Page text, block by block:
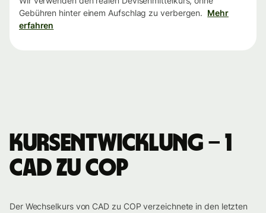
Gebühren hinter einem Aufschlag zu verbergen. Mehr
erfahren
Kursentwicklung – 1
CAD zu COP
Der Wechselkurs von CAD zu COP verzeichnete in den letzten